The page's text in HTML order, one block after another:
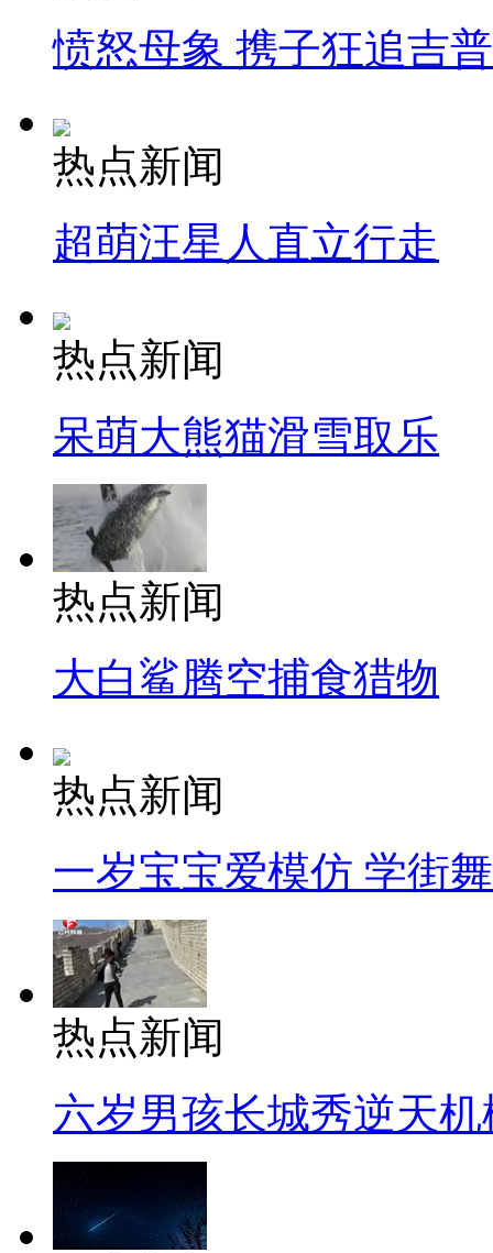
愤怒母象 携子狂追吉
热点新闻
超萌汪星人直立行走
热点新闻
呆萌大熊猫滑雪取乐
热点新闻
大白鲨腾空捕食猎物
热点新闻
一岁宝宝爱模仿 学街
热点新闻
六岁男孩长城秀逆天机